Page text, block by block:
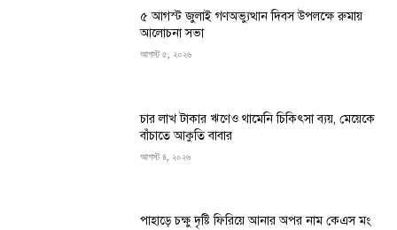
৫ আগস্ট জুলাই গণঅভ্যুত্থান দিবস উপলক্ষে রুমায়
আলোচনা সভা
আগস্ট ৫, ২০২৬
চার লাখ টাকার ঋণেও থামেনি চিকিৎসা ব্যয়, মেয়েকে
বাঁচাতে আকুতি বাবার
আগস্ট ৪, ২০২৬
পাহাড়ে চক্ষু দৃষ্টি ফিরিয়ে আনার অপর নাম কেএস মং